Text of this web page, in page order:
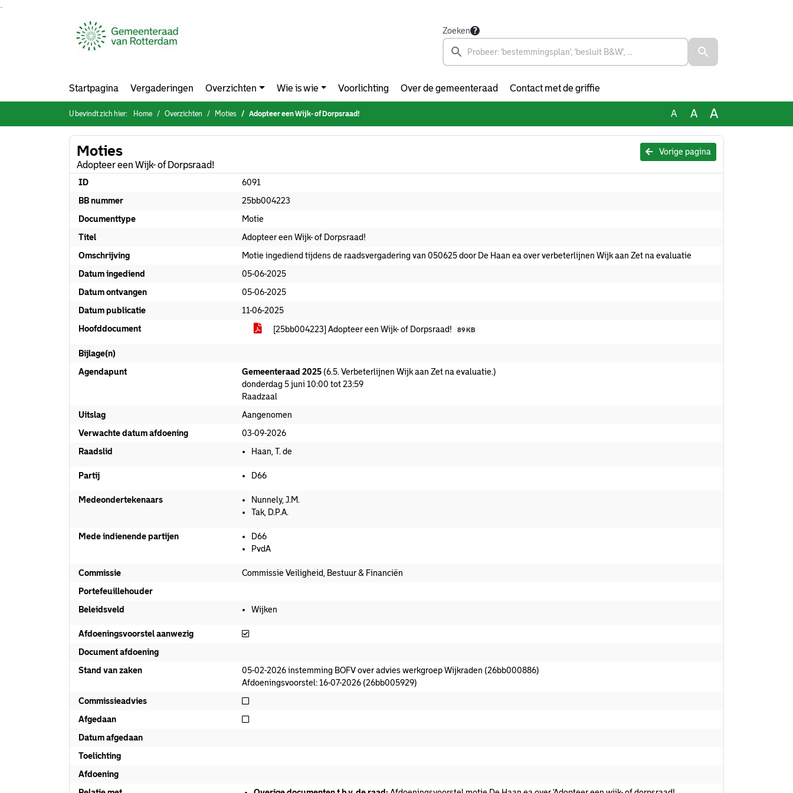
Zoeken
Startpagina Vergaderingen Overzichten Wie is wie Voorlichting Over de gemeenteraad Contact met de griffie
U bevindt zich hier: Home Overzichten Moties Adopteer een Wijk- of Dorpsraad! A A A
Vorige pagina
Moties
Adopteer een Wijk- of Dorpsraad!
ID
6091
BB nummer
25bb004223
Documenttype
Motie
Titel
Adopteer een Wijk- of Dorpsraad!
Omschrijving
Motie ingediend tijdens de raadsvergadering van 050625 door De Haan ea over verbeterlijnen Wijk aan Zet na evaluatie
Datum ingediend
05-06-2025
Datum ontvangen
05-06-2025
Datum publicatie
11-06-2025
Hoofddocument
[25bb004223] Adopteer een Wijk- of Dorpsraad! 89 KB
Bijlage(n)
Agendapunt
Gemeenteraad 2025 (6.5. Verbeterlijnen Wijk aan Zet na evaluatie.)
donderdag 5 juni 10:00 tot 23:59
Raadzaal
Uitslag
Aangenomen
Verwachte datum afdoening
03-09-2026
Raadslid
Haan, T. de
Partij D66
Medeondertekenaars
Nunnely, J.M.
Tak, D.P.A.
Mede indienende partijen
D66
PvdA
Commissie
Commissie Veiligheid, Bestuur & Financiën
Portefeuillehouder
Beleidsveld
Wijken
Afdoeningsvoorstel aanwezig
Afdoeningsvoorstel aanwezig
Document afdoening
Stand van zaken
05-02-2026 instemming BOFV over advies werkgroep Wijkraden (26bb000886)
Afdoeningsvoorstel: 16-07-2026 (26bb005929)
Commissieadvies
Niet commissieadvies
Afgedaan
Niet afgedaan
Datum afgedaan
Toelichting
Afdoening